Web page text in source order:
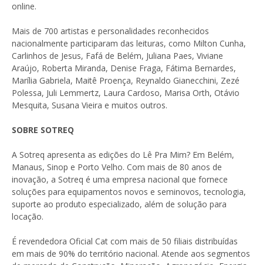
online.
Mais de 700 artistas e personalidades reconhecidos
nacionalmente participaram das leituras, como Milton Cunha,
Carlinhos de Jesus, Fafá de Belém, Juliana Paes, Viviane
Araújo, Roberta Miranda, Denise Fraga, Fátima Bernardes,
Marília Gabriela, Maitê Proença, Reynaldo Gianecchini, Zezé
Polessa, Juli Lemmertz, Laura Cardoso, Marisa Orth, Otávio
Mesquita, Susana Vieira e muitos outros.
SOBRE SOTREQ
A Sotreq apresenta as edições do Lê Pra Mim? Em Belém,
Manaus, Sinop e Porto Velho. Com mais de 80 anos de
inovação, a Sotreq é uma empresa nacional que fornece
soluções para equipamentos novos e seminovos, tecnologia,
suporte ao produto especializado, além de solução para
locação.
É revendedora Oficial Cat com mais de 50 filiais distribuídas
em mais de 90% do território nacional. Atende aos segmentos